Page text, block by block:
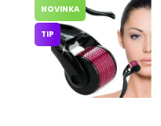
NOVINKA
TIP